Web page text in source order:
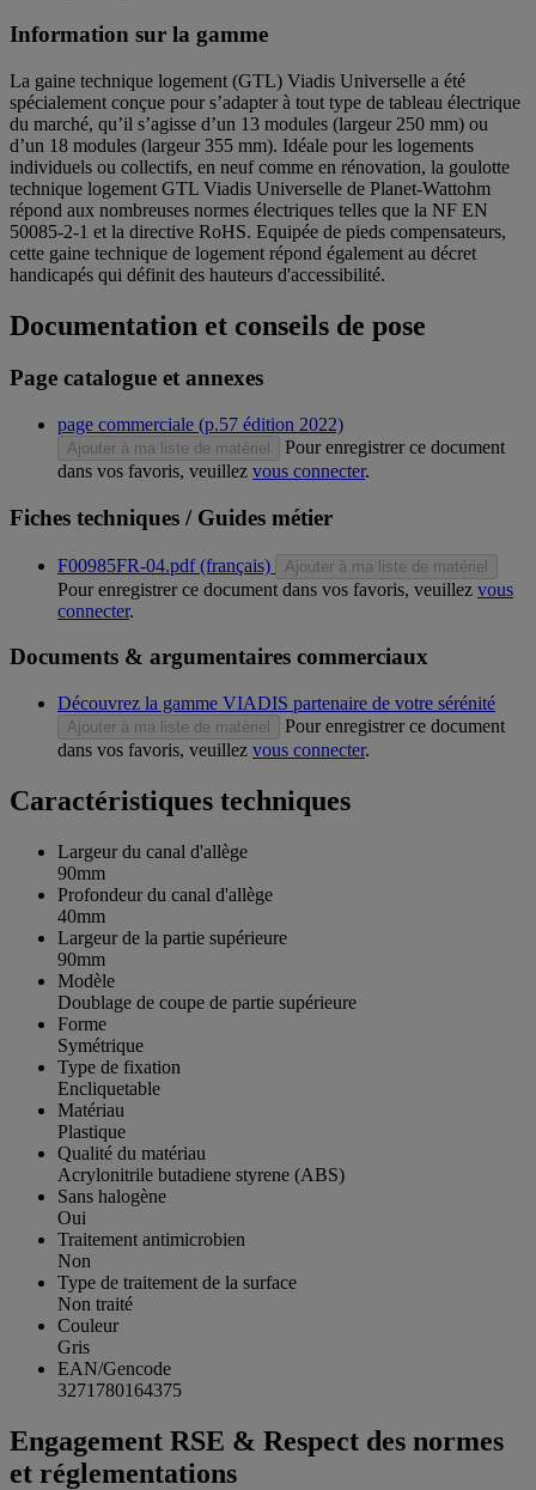
Information sur la gamme
La gaine technique logement (GTL) Viadis Universelle a été
spécialement conçue pour s’adapter à tout type de tableau électrique
du marché, qu’il s’agisse d’un 13 modules (largeur 250 mm) ou
d’un 18 modules (largeur 355 mm). Idéale pour les logements
individuels ou collectifs, en neuf comme en rénovation, la goulotte
technique logement GTL Viadis Universelle de Planet-Wattohm
répond aux nombreuses normes électriques telles que la NF EN
50085-2-1 et la directive RoHS. Equipée de pieds compensateurs,
cette gaine technique de logement répond également au décret
handicapés qui définit des hauteurs d'accessibilité.
Documentation et conseils de pose
Page catalogue et annexes
page commerciale (p.57 édition 2022)
Ajouter à ma liste de matériel
Pour enregistrer ce document
dans vos favoris, veuillez vous connecter.
Fiches techniques / Guides métier
F00985FR-04.pdf (français) Ajouter à ma liste de matériel
Pour enregistrer ce document dans vos favoris, veuillez vous
connecter.
Documents & argumentaires commerciaux
Découvrez la gamme VIADIS partenaire de votre sérénité
Ajouter à ma liste de matériel
Pour enregistrer ce document
dans vos favoris, veuillez vous connecter.
Caractéristiques techniques
Largeur du canal d'allège
90mm
Profondeur du canal d'allège
40mm
Largeur de la partie supérieure
90mm
Modèle
Doublage de coupe de partie supérieure
Forme
Symétrique
Type de fixation
Encliquetable
Matériau
Plastique
Qualité du matériau
Acrylonitrile butadiene styrene (ABS)
Sans halogène
Oui
Traitement antimicrobien
Non
Type de traitement de la surface
Non traité
Couleur
Gris
EAN/Gencode
3271780164375
Engagement RSE & Respect des normes
et réglementations